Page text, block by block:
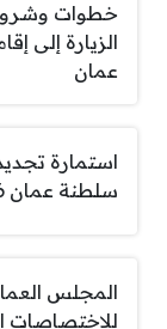
خطوات
الزيارة إلى
عمان
استمارة
سلطنة عمان 2026
المجلس
للاختصاصات